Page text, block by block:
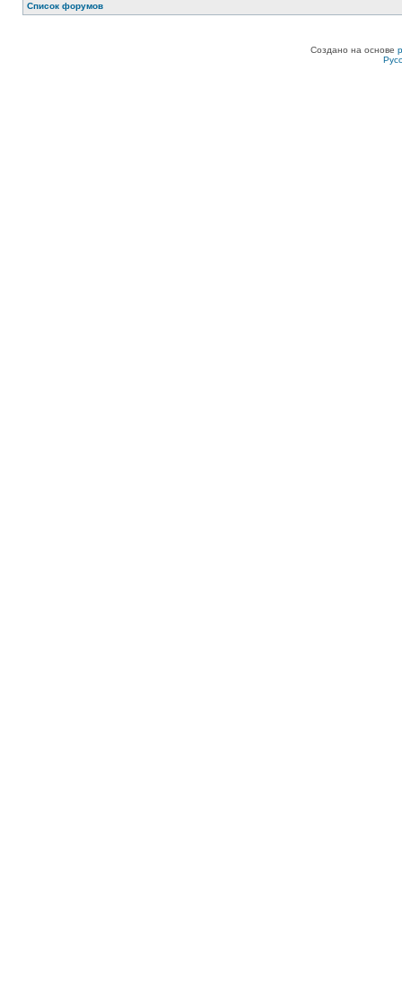
Список форумов
Создано на основе